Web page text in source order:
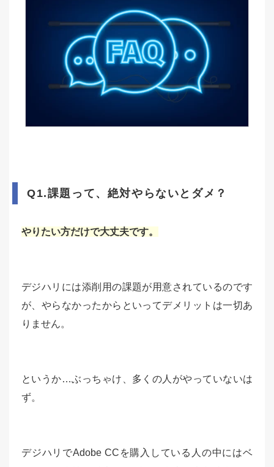
Q1.課題って、絶対やらないとダメ？
やりたい方だけで大丈夫です。
デジハリには添削用の課題が用意されているのです
が、やらなかったからといってデメリットは一切あ
りません。
というか…ぶっちゃけ、多くの人がやっていないは
ず。
デジハリでAdobe CCを購入している人の中にはベ